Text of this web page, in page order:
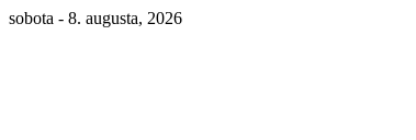
sobota - 8. augusta, 2026